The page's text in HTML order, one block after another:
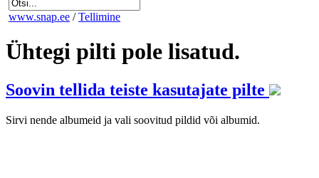
www.snap.ee / Tellimine
Ühtegi pilti pole lisatud.
Soovin tellida teiste kasutajate pilte
Sirvi nende albumeid ja vali soovitud pildid või albumid.